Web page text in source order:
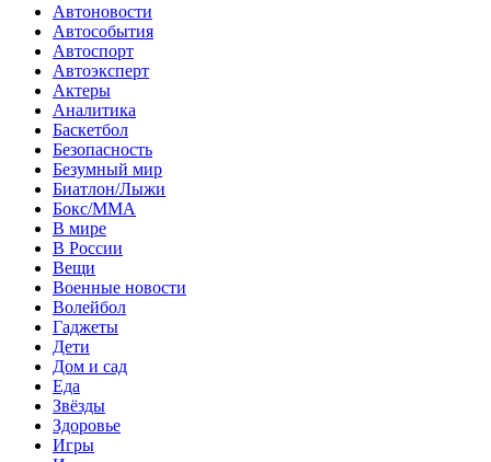
Автоновости
Автособытия
Автоспорт
Автоэксперт
Актеры
Аналитика
Баскетбол
Безопасность
Безумный мир
Биатлон/Лыжи
Бокс/MMA
В мире
В России
Вещи
Военные новости
Волейбол
Гаджеты
Дети
Дом и сад
Еда
Звёзды
Здоровье
Игры